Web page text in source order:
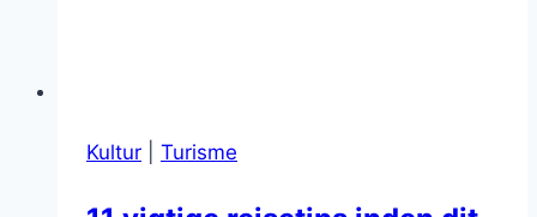
Kultur Turisme